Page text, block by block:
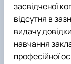
засвідченої
відсутня в
видачу
навчання
професійної